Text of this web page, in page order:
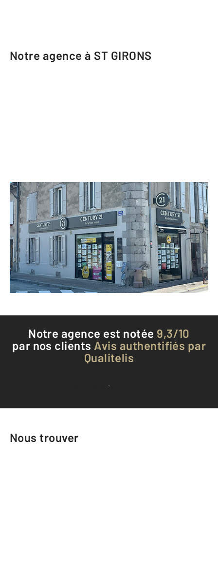
Notre agence à ST GIRONS
CENTURY 21 Pyrénées Immo
9 rue Villefranche
ST GIRONS - 09200
Envoyer un message
Téléphoner à l'agence
Notre agence est notée 9,3/10
par nos clients Avis authentifiés par
Qualitelis
Voir tous les avis clients
Nous trouver